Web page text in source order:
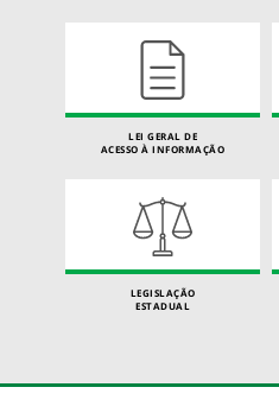
LEI GERAL DE
ACESSO À INFORMAÇÃO
LEGISLAÇÃO
ESTADUAL